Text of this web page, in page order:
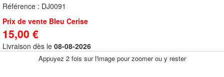
Samsonite, Delsey, American Tourister, Little Marcel à Prix Bas
Référence : DJ0091
Prix de vente Bleu Cerise
15,00 €
Livraison dès le 08-08-2026
Appuyez 2 fois sur l'image pour zoomer ou y rester